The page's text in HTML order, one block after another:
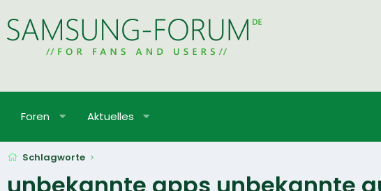
Foren Aktuelles
Schlagworte
unbekannte apps unbekannte